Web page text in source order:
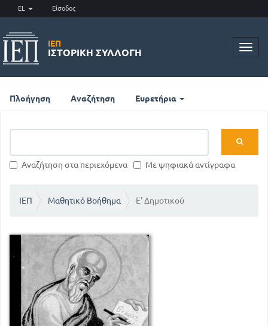
EL Είσοδος
ΙΕΠ
ΙΣΤΟΡΙΚΉ ΣΥΛΛΟΓΉ
Πλοήγηση Αναζήτηση Ευρετήρια
Αναζήτηση στα περιεχόμενα Με ψηφιακά αντίγραφα
ΙΕΠ Μαθητικό Βοήθημα Ε' Δημοτικού